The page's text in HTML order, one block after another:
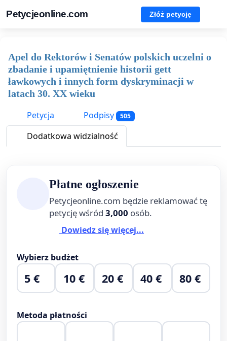
Petycjeonline.com Złóż petycję
Apel do Rektorów i Senatów polskich uczelni o
zbadanie i upamiętnienie historii gett
ławkowych i innych form dyskryminacji w
latach 30. XX wieku
Petycja
Podpisy 505
Dodatkowa widzialność
Płatne ogłoszenie
Petycjeonline.com będzie reklamować tę
petycję wśród 3,000 osób.
Dowiedz się więcej...
Wybierz budżet
5 € 10 € 20 € 40 € 80 €
Metoda płatności